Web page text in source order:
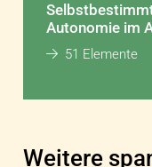
Autonomie im
51 Elemente
Weitere